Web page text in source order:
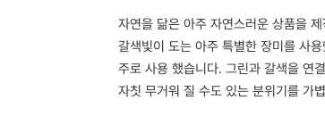
자연을 닮은 아주 자연스러운 상품을
갈색빛이 도는 아주 특별한 장미를 사
주로 사용 했습니다. 그린과 갈색을 연
자칫 무거워 질 수도 있는 분위기를 가